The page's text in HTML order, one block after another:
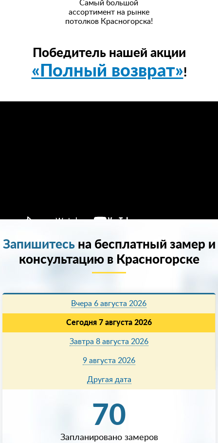
Самый большой
ассортимент на рынке
потолков Красногорска!
Победитель нашей акции
«Полный возврат»!
Запишитесьна бесплатный замер и
консультацию в Красногорске
Вчера 6 августа 2026
Сегодня 7 августа 2026
Завтра 8 августа 2026
9 августа 2026
Другая дата
70
Запланировано замеров